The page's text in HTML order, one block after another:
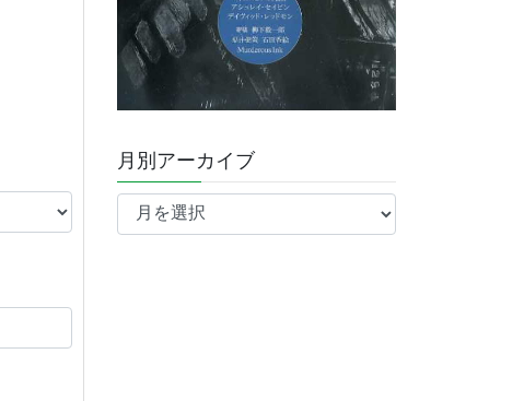
月別アーカイブ
月